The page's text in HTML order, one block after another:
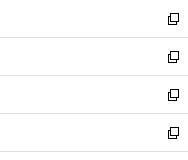
く
で
開
く
ド
ウ
で
開
く
ィ
ン
ド
ウ
で
開
く
し
い
ウ
ィ
ン
ド
ウ
で
開
新
し
い
ウ
ィ
ン
ド
ウ
新
し
い
ウ
ィ
ン
新
し
い
ウ
新
し